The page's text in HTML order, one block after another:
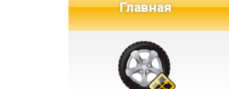
Главная(current)